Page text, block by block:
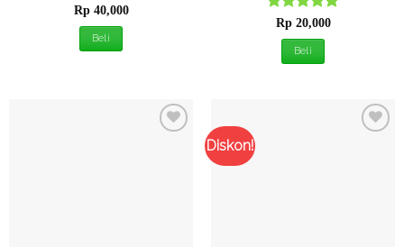
Dinilai5
dari 5
Rp40,000
Beli
Dinilai5
dari 5
Rp20,000
Beli
Diskon!